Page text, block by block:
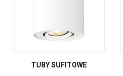
TUBY SUFITOWE